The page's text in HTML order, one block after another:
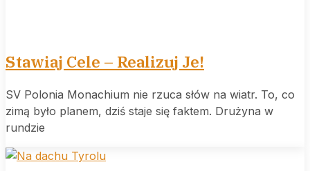
Stawiaj Cele – Realizuj Je!
SV Polonia Monachium nie rzuca słów na wiatr. To, co
zimą było planem, dziś staje się faktem. Drużyna w
rundzie